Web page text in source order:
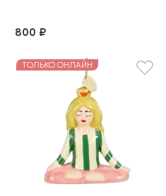
800 ₽
ТОЛЬКО ОНЛАЙН